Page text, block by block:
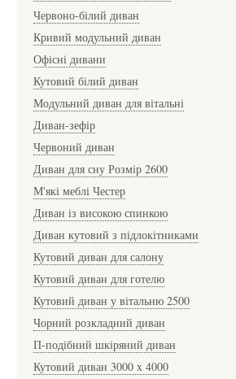
Червоно-білий диван
Кривий модульний диван
Офісні дивани
Кутовий білий диван
Модульний диван для вітальні
Диван-зефір
Червоний диван
Диван для сну Розмір 2600
М'які меблі Честер
Диван із високою спинкою
Диван кутовий з підлокітниками
Кутовий диван для салону
Кутовий диван для готелю
Кутовий диван у вітальню 2500
Чорний розкладний диван
П-подібний шкіряний диван
Кутовий диван 3000 x 4000